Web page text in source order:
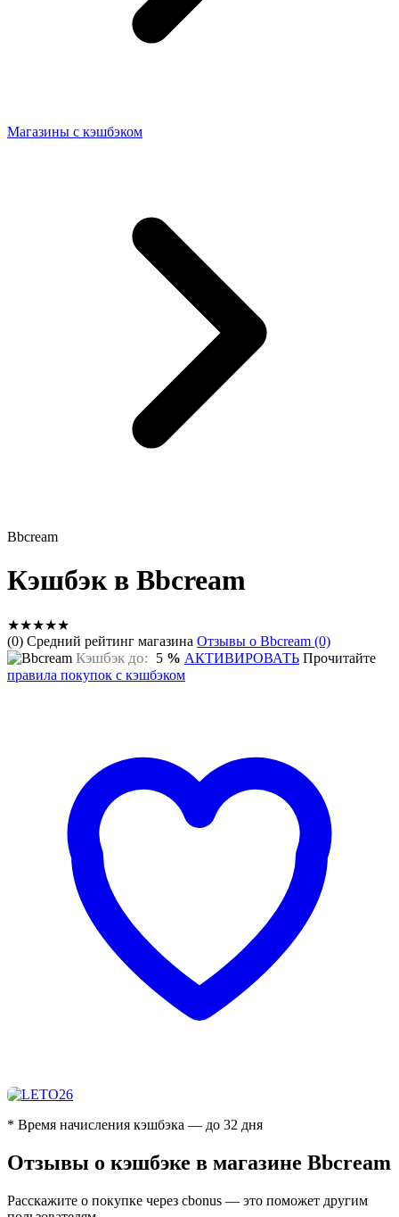
Магазины с кэшбэком
Bbcream
Кэшбэк в Bbcream
★★★★★
(0) Средний рейтинг магазина Отзывы о Bbcream (0)
Кэшбэк до: 5 % АКТИВИРОВАТЬ Прочитайте
правила покупок с кэшбэком
* Время начисления кэшбэка — до 32 дня
Отзывы о кэшбэке в магазине Bbcream
Расскажите о покупке через cbonus — это поможет другим